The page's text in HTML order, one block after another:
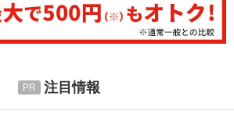
注目情報